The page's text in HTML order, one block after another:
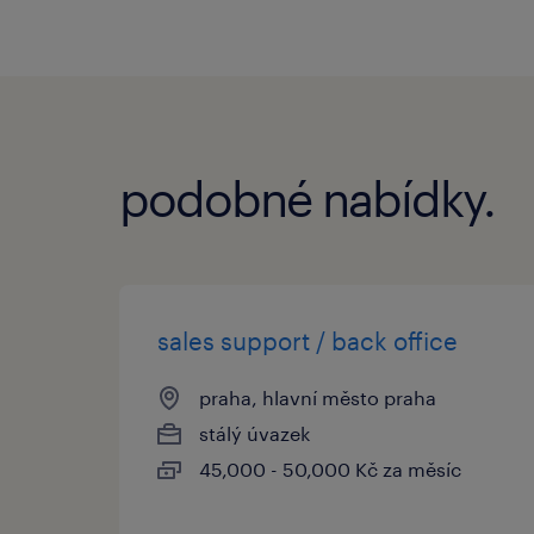
podobné nabídky.
sales support / back office
praha, hlavní město praha
stálý úvazek
45,000 - 50,000 Kč za měsíc